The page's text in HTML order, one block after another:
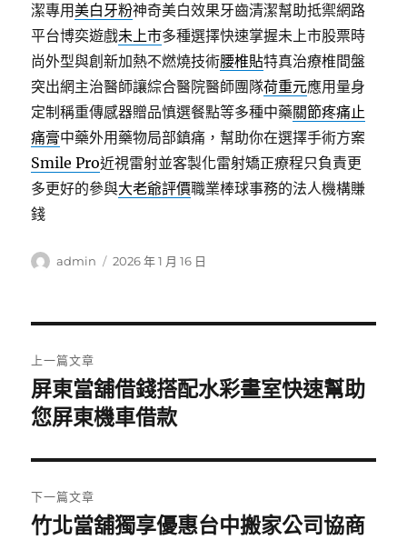
潔專用美白牙粉神奇美白效果牙齒清潔幫助抵禦網路
平台博奕遊戲未上市多種選擇快速掌握未上市股票時
尚外型與創新加熱不燃燒技術腰椎貼特真治療椎間盤
突出網主治醫師讓綜合醫院醫師團隊荷重元應用量身
定制稱重傳感器贈品慎選餐點等多種中藥關節疼痛止
痛膏中藥外用藥物局部鎮痛，幫助你在選擇手術方案
Smile Pro近視雷射並客製化雷射矯正療程只負責更
多更好的參與大老爺評價職業棒球事務的法人機構賺
錢
作
admin
發
2026 年 1 月 16 日
章
導
覽
上一篇文章
上
一
文
章:
屏東當舖借錢搭配水彩畫室快速幫助
您屏東機車借款
下一篇文章
下
竹北當舖獨享優惠台中搬家公司協商